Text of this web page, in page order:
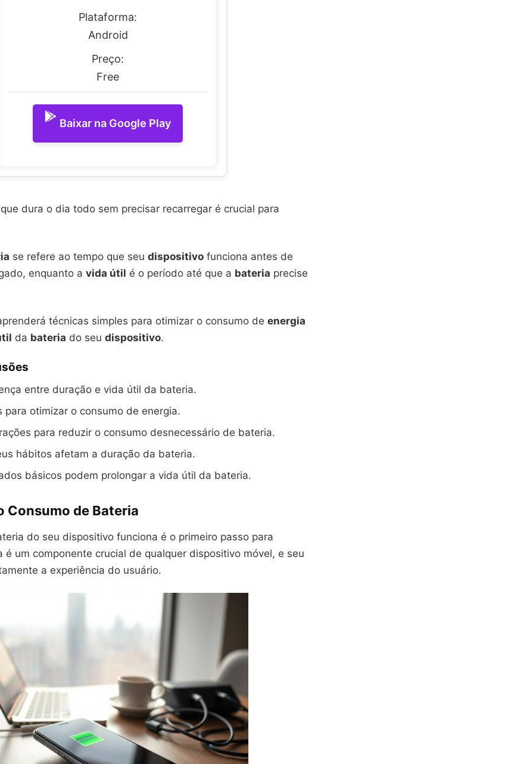
Plataforma:
Android
Preço:
Free
Baixar na Google Play
que dura o dia todo sem precisar recarregar é crucial para
se refere ao tempo que seu dispositivo funciona antes de
enquanto a vida útil é o período até que a bateria precise
técnicas simples para otimizar o consumo de energia
da bateria do seu dispositivo.
entre duração e vida útil da bateria.
para otimizar o consumo de energia.
para reduzir o consumo desnecessário de bateria.
hábitos afetam a duração da bateria.
básicos podem prolongar a vida útil da bateria.
Consumo de Bateria
do seu dispositivo funciona é o primeiro passo para
é um componente crucial de qualquer dispositivo móvel, e seu
a experiência do usuário.